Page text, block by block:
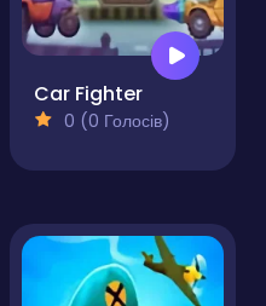
Car Fighter
0 (0 Голосів)